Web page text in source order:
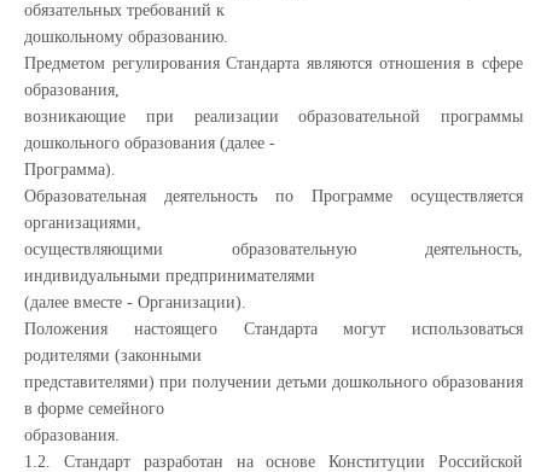
обязательных требований к
дошкольному образованию.
Предметом регулирования Стандарта являются отношения в сфере
образования,
возникающие при реализации образовательной программы
дошкольного образования (далее -
Программа).
Образовательная деятельность по Программе осуществляется
организациями,
осуществляющими образовательную деятельность,
индивидуальными предпринимателями
(далее вместе - Организации).
Положения настоящего Стандарта могут использоваться
родителями (законными
представителями) при получении детьми дошкольного образования
в форме семейного
образования.
1.2. Стандарт разработан на основе Конституции Российской